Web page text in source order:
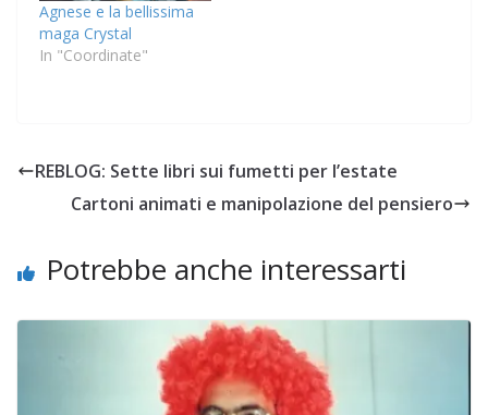
Agnese e la bellissima
maga Crystal
In "Coordinate"
REBLOG: Sette libri sui fumetti per l’estate
Cartoni animati e manipolazione del pensiero
Potrebbe anche interessarti